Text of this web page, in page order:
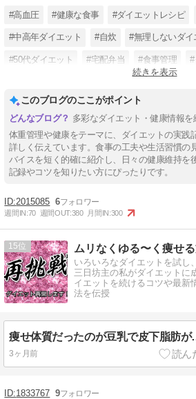
#高血圧 #健康な食事 #ダイエットレシピ
#中高年ダイエット #自炊 #無理しないダイ
#50代ダイエット #宅配弁当 #食事管理
続きを表示
このブログのここがポイント
多彩なダイエット・健康情報を
体重管理や健康をテーマに、ダイエットの実践
詳しく伝えています。食事の工夫や生活習慣の
バイスを短く的確に紹介し、日々の健康維持を
記録やコツを知りたい方にぴったりです。
2015085 6
週間IN:70 週間OUT:380 月間IN:300
15 ムリなくゆる〜く痩せ
いろいろなダイエットを試し
三日坊主の私がダイエット
イエットを続けるコツや最新
法を伝授
痩せ体質だったの
3ヶ月前
1833767 9